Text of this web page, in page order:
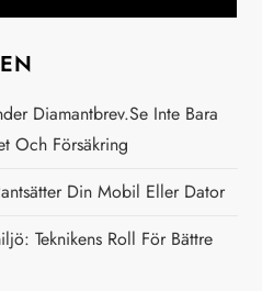
Diamantbrev.se Inte Bara
Och Försäkring
Din Mobil Eller Dator
Teknikens Roll För Bättre